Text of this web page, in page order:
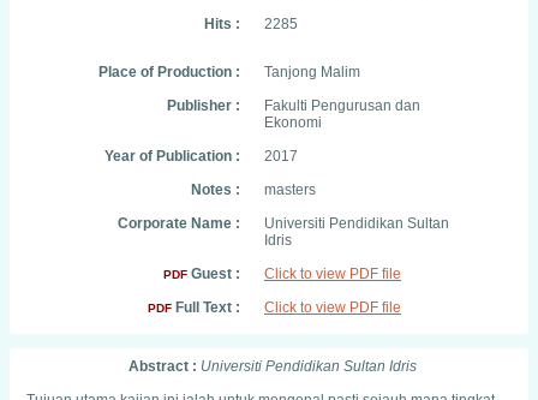
Hits :
2285
Place of Production :
Tanjong Malim
Publisher :
Fakulti Pengurusan dan
Ekonomi
Year of Publication :
2017
Notes :
masters
Corporate Name :
Universiti Pendidikan Sultan
Idris
PDF Guest : Click to view PDF file
PDF Full Text : Click to view PDF file
Abstract : Universiti Pendidikan Sultan Idris